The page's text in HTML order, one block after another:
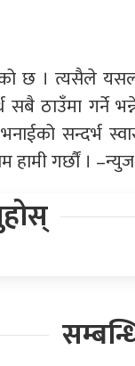
छ । त्यसैले
ठाउँमा गर्ने
सन्दर्भ
हामी गर्छौं ।